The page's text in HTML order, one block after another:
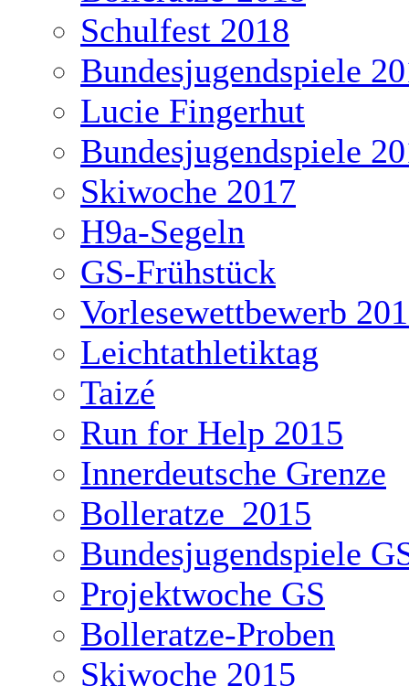
Schulfest 2018
Bundesjugendspiele
Lucie Fingerhut
Bundesjugendspiele
Skiwoche 2017
H9a-Segeln
GS-Frühstück
Vorlesewettbewerb
Leichtathletiktag
Taizé
Run for Help 2015
Innerdeutsche Grenze
Bolleratze_2015
Bundesjugendspiele
Projektwoche GS
Bolleratze-Proben
Skiwoche 2015